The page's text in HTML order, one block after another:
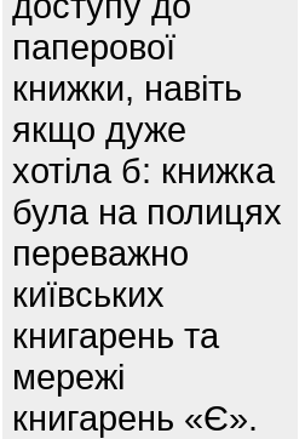
паперової
книжки, навіть
якщо дуже
хотіла б: книжка
була на полицях
переважно
київських
книгарень та
мережі
книгарень «Є».